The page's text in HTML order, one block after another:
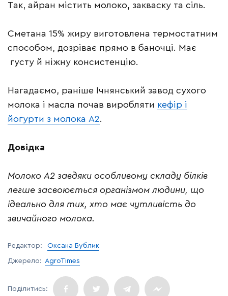
Так, айран містить молоко, закваску та сіль.
Сметана 15% жиру виготовлена термостатним
способом, дозріває прямо в баночці. Має
густу й ніжну консистенцію.
Нагадаємо, раніше Ічнянський завод сухого
молока і масла почав виробляти кефір і
йогурти з молока А2.
Довідка
Молоко А2 завдяки особливому складу білків
легше засвоюється організмом людини, що
ідеально для тих, хто має чутливість до
звичайного молока.
Редактор: Оксана Бублик
Джерело: AgroTimes